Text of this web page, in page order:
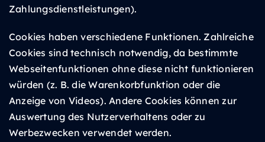
Zahlungsdienstleistungen).
Cookies haben verschiedene Funktionen. Zahlreiche
Cookies sind technisch notwendig, da bestimmte
Webseitenfunktionen ohne diese nicht funktionieren
würden (z. B. die Warenkorbfunktion oder die
Anzeige von Videos). Andere Cookies können zur
Auswertung des Nutzerverhaltens oder zu
Werbezwecken verwendet werden.